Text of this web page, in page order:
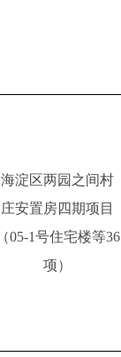
海淀区两园之间村
庄安置房四期项目
（05-1号住宅楼等36
项）